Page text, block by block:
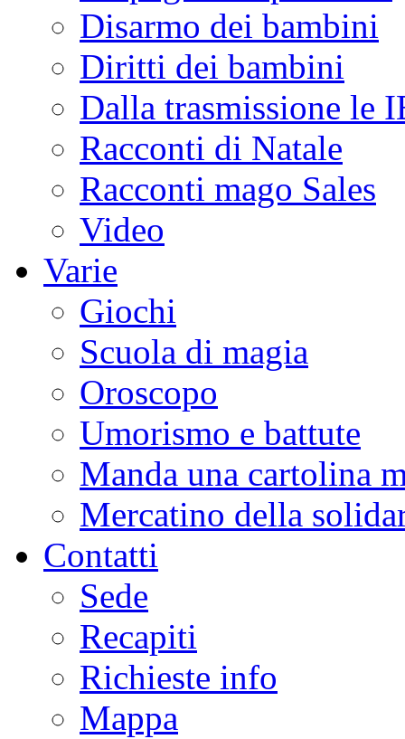
Disarmo dei bambini
Diritti dei bambini
Dalla trasmissione le
Racconti di Natale
Racconti mago Sales
Video
Varie
Giochi
Scuola di magia
Oroscopo
Umorismo e battute
Manda una cartolina
Mercatino della
Contatti
Sede
Recapiti
Richieste info
Mappa